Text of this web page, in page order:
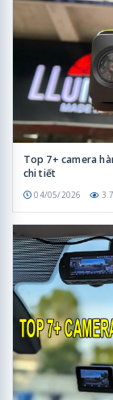
Top 7+ camera
chi tiết
04/05/2026